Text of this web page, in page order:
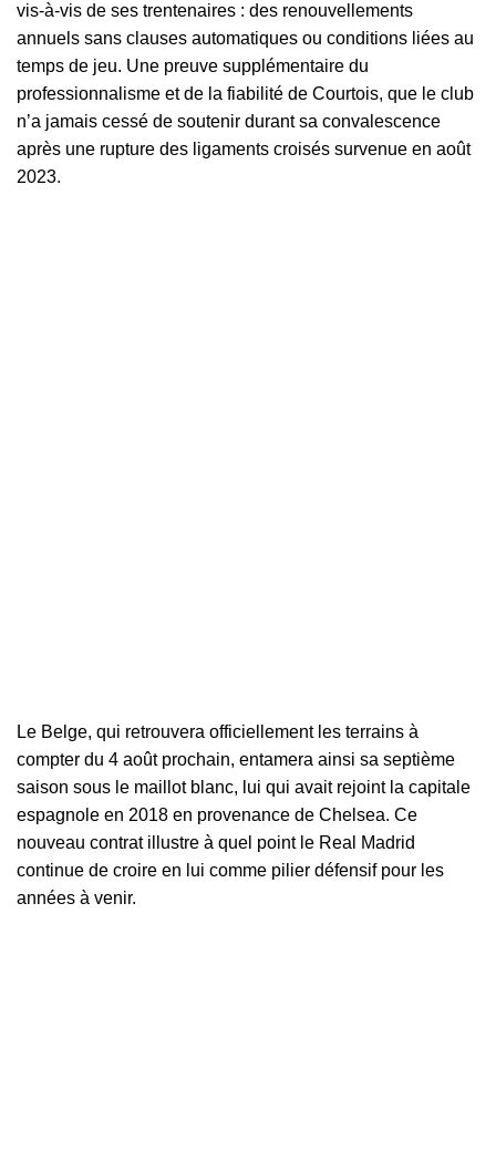
vis-à-vis de ses trentenaires : des renouvellements
annuels sans clauses automatiques ou conditions liées au
temps de jeu. Une preuve supplémentaire du
professionnalisme et de la fiabilité de Courtois, que le club
n’a jamais cessé de soutenir durant sa convalescence
après une rupture des ligaments croisés survenue en août
2023.
Le Belge, qui retrouvera officiellement les terrains à
compter du 4 août prochain, entamera ainsi sa septième
saison sous le maillot blanc, lui qui avait rejoint la capitale
espagnole en 2018 en provenance de Chelsea. Ce
nouveau contrat illustre à quel point le Real Madrid
continue de croire en lui comme pilier défensif pour les
années à venir.